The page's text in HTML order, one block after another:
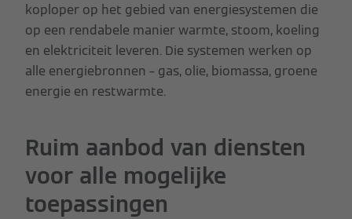
koploper op het gebied van energiesystemen die
op een rendabele manier warmte, stoom, koeling
en elektriciteit leveren. Die systemen werken op
alle energiebronnen – gas, olie, biomassa, groene
energie en restwarmte.
Ruim aanbod van diensten
voor alle mogelijke
toepassingen